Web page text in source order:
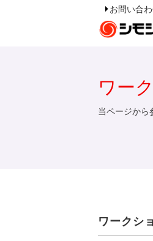
お問い合
ワー
当ページから
ワークシ